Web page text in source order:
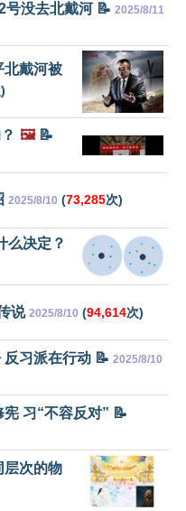
号没去北戴河 📝 2025/8/11
北戴河被
🖼️📝
2025/8/10 (73,285次)
么决定？
说 2025/8/10 (94,614次)
习派在行动 📝 2025/8/10
习“不容反对” 📝
层次的物